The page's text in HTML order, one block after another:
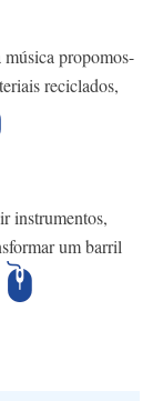
música propomos-
reciclados,
instrumentos,
um barril